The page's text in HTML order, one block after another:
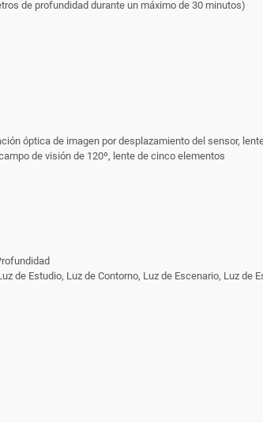
de profundidad durante un máximo de 30 minutos)
óptica de imagen por desplazamiento del sensor,
de visión de 120º, lente de cinco elementos
de Estudio, Luz de Contorno, Luz de Escenario, Luz de